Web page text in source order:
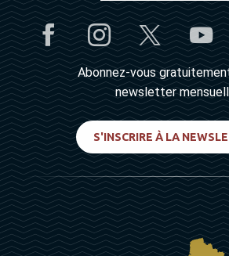
Abonnez-vous
newsletter
S'INSCRIRE À LA